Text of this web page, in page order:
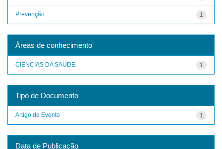
1
Prevenção
Áreas de conhecimento
1
CIENCIAS DA SAUDE
Tipo de Documento
1
Artigo de Evento
Data de Publicação